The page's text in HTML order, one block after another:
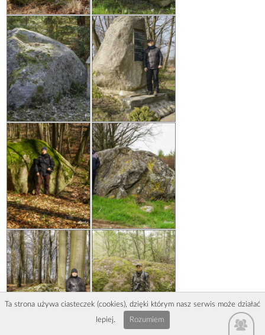
Ta strona używa ciasteczek (cookies), dzięki którym nasz serwis może działać
lepiej.
Rozumiem